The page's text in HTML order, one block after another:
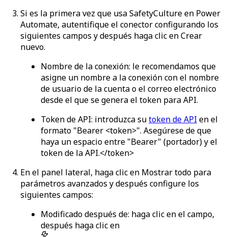
Si es la primera vez que usa SafetyCulture en Power
Automate, autentifique el conector configurando los
siguientes campos y después haga clic enCrear
nuevo.
Nombre de la conexión: le recomendamos que
asigne un nombre a la conexión con el nombre
de usuario de la cuenta o el correo electrónico
desde el que se genera el token para API.
Token de API: introduzca sutoken de API en el
formato "Bearer <token>". Asegúrese de que
haya un espacio entre "Bearer" (portador) y el
token de la API.</token>
En el panel lateral, haga clic en Mostrar todo para
parámetros avanzados y después configure los
siguientes campos:
Modificado después de: haga clic en el campo,
después haga clic en